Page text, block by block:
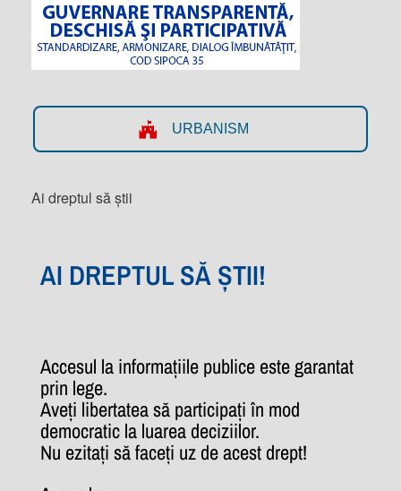
URBANISM
Ai dreptul să știi
AI DREPTUL SĂ ȘTII!
Accesul la informațiile publice este garantat
prin lege.
Aveți libertatea să participați în mod
democratic la luarea deciziilor.
Nu ezitați să faceți uz de acest drept!